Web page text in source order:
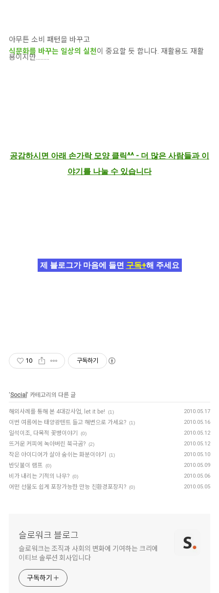
아무튼 소비 패턴을 바꾸고
식문화를 바꾸는 일상의 실천이 중요할 듯 합니다. 재활용도 재활
용이지만.........
공감하시면 아래 손가락 모양 클릭^^ - 더 많은 사람들과 이
야기를 나눌 수 있습니다
제 블로그가 마음에 들면 구독+해 주세요
10 구독하기
'Social ' 카테고리의 다른 글
해외사례를 통해 본 4대강사업, let it be! (1) 2010.05.17
이번 여름에는 태양광텐트 들고 해변으로 가세요? (1) 2010.05.16
일석이조, 다목적 꽃병이야기 (0) 2010.05.12
뜨거운 커피에 녹아버린 북극곰? (2) 2010.05.12
작은 아이디어가 살아 숨쉬는 화분이야기 (1) 2010.05.10
반딧불이 램프 (0) 2010.05.09
비가 내리는 기적의 나무? (0) 2010.05.06
어떤 선물도 쉽게 포장가능한 만능 친환경포장지? (0) 2010.05.05
슬로워크 블로그
슬로워크는 조직과 사회의 변화에 기여하는 크리에
이티브 솔루션 회사입니다
구독하기